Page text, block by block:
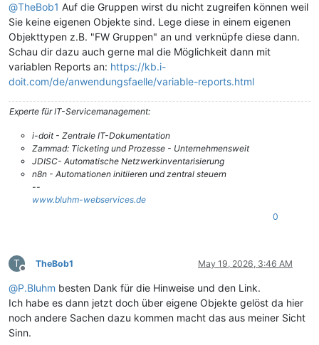
@TheBob1 Auf die Gruppen wirst du nicht zugreifen können weil
Sie keine eigenen Objekte sind. Lege diese in einem eigenen
Objekttypen z.B. "FW Gruppen" an und verknüpfe diese dann.
Schau dir dazu auch gerne mal die Möglichkeit dann mit
variablen Reports an: https://kb.i-
doit.com/de/anwendungsfaelle/variable-reports.html
Experte für IT-Servicemanagement:
i-doit - Zentrale IT-Dokumentation
Zammad: Ticketing und Prozesse - Unternehmensweit
JDISC- Automatische Netzwerkinventarisierung
n8n - Automationen initiieren und zentral steuern
--
www.bluhm-webservices.de
0
T
Offline
TheBob1 May 19, 2026, 3:46 AM
@P.Bluhm besten Dank für die Hinweise und den Link.
Ich habe es dann jetzt doch über eigene Objekte gelöst da hier
noch andere Sachen dazu kommen macht das aus meiner Sicht
Sinn.